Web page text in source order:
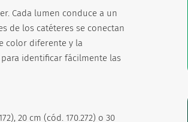
Cada lumen conduce a un
de los catéteres se conectan
color diferente y la
para identificar fácilmente las
20 cm (cód. 170.272) o 30